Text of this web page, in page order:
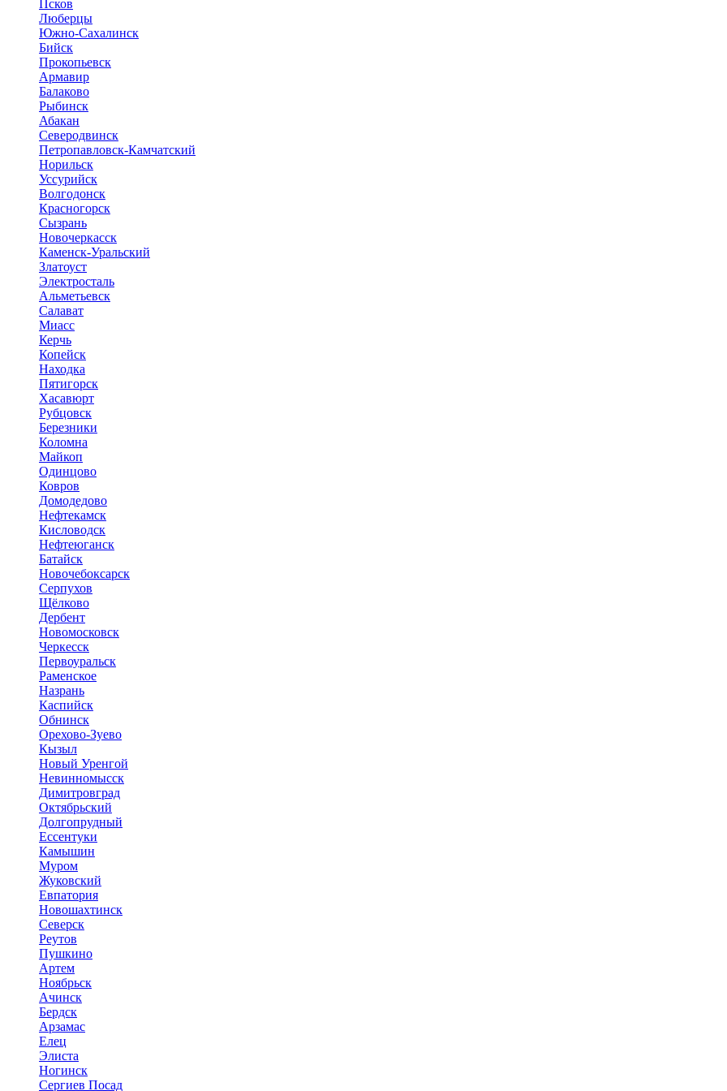
Псков
Люберцы
Южно-Сахалинск
Бийск
Прокопьевск
Армавир
Балаково
Рыбинск
Абакан
Северодвинск
Петропавловск-Камчатский
Норильск
Уссурийск
Волгодонск
Красногорск
Сызрань
Новочеркасск
Каменск-Уральский
Златоуст
Электросталь
Альметьевск
Салават
Миасс
Керчь
Копейск
Находка
Пятигорск
Хасавюрт
Рубцовск
Березники
Коломна
Майкоп
Одинцово
Ковров
Домодедово
Нефтекамск
Кисловодск
Нефтеюганск
Батайск
Новочебоксарск
Серпухов
Щёлково
Дербент
Новомосковск
Черкесск
Первоуральск
Раменское
Назрань
Каспийск
Обнинск
Орехово-Зуево
Кызыл
Новый Уренгой
Невинномысск
Димитровград
Октябрьский
Долгопрудный
Ессентуки
Камышин
Муром
Жуковский
Евпатория
Новошахтинск
Северск
Реутов
Пушкино
Артем
Ноябрьск
Ачинск
Бердск
Арзамас
Елец
Элиста
Ногинск
Сергиев Посад